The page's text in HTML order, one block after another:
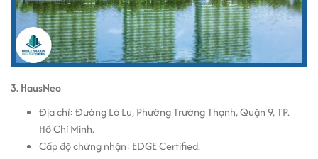
3. HausNeo
Địa chỉ: Đường Lò Lu, Phường Trường Thạnh, Quận 9, TP.
Hồ Chí Minh.
Cấp độ chứng nhận: EDGE Certified.